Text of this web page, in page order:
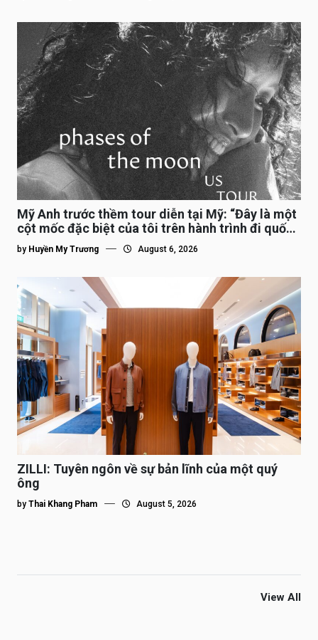
Mỹ Anh trước thềm tour diễn tại Mỹ: “Đây là một
cột mốc đặc biệt của tôi trên hành trình đi quốc
tế”
by Huyền My Trương August 6, 2026
ZILLI: Tuyên ngôn về sự bản lĩnh của một quý
ông
by Thai Khang Pham August 5, 2026
View All